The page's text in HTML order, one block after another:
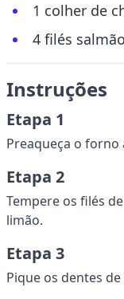
1 colher de
4 filés salmão
Instruções
Etapa 1
Preaqueça o forno
Etapa 2
Tempere os filés
limão.
Etapa 3
Pique os dentes